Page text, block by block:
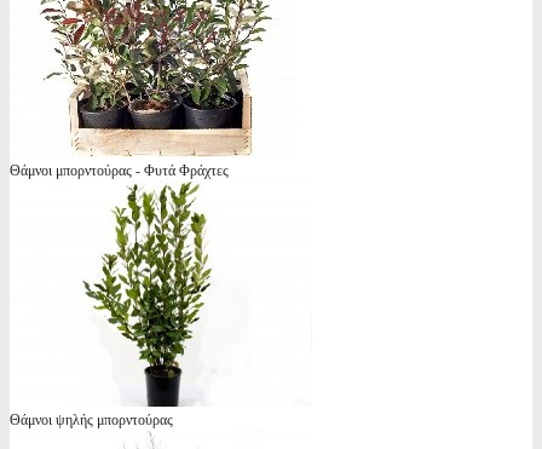
Θάμνοι μπορντούρας - Φυτά Φράχτες
Θάμνοι ψηλής μπορντούρας